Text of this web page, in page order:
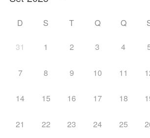
D S T Q Q
31 1 2 3 4
7 8 9 10 11
14 15 16 17 18
21 22 23 24 25